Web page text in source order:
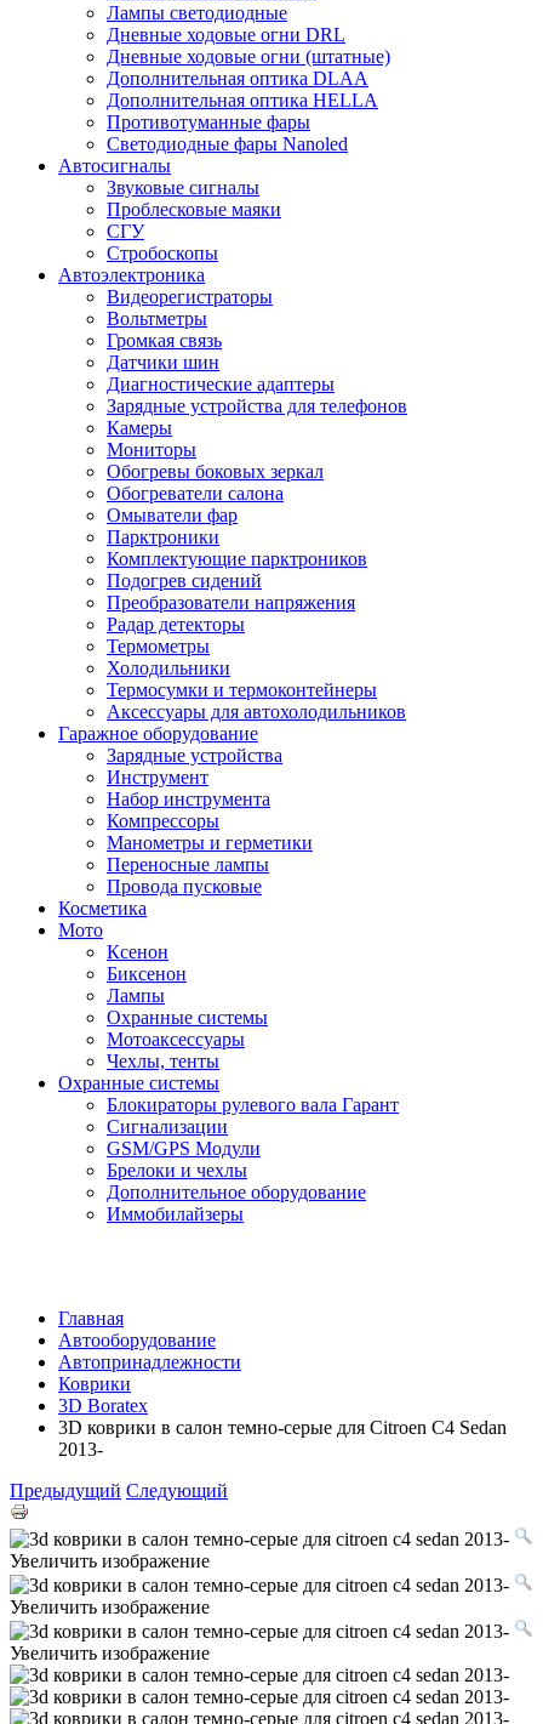
Лампы светодиодные
Дневные ходовые огни DRL
Дневные ходовые огни (штатные)
Дополнительная оптика DLAA
Дополнительная оптика HELLA
Противотуманные фары
Светодиодные фары Nanoled
Автосигналы
Звуковые сигналы
Проблесковые маяки
СГУ
Стробоскопы
Автоэлектроника
Видеорегистраторы
Вольтметры
Громкая связь
Датчики шин
Диагностические адаптеры
Зарядные устройства для телефонов
Камеры
Мониторы
Обогревы боковых зеркал
Обогреватели салона
Омыватели фар
Парктроники
Комплектующие парктроников
Подогрев сидений
Преобразователи напряжения
Радар детекторы
Термометры
Холодильники
Термосумки и термоконтейнеры
Аксессуары для автохолодильников
Гаражное оборудование
Зарядные устройства
Инструмент
Набор инструмента
Компрессоры
Манометры и герметики
Переносные лампы
Провода пусковые
Косметика
Мото
Ксенон
Биксенон
Лампы
Охранные системы
Мотоаксессуары
Чехлы, тенты
Охранные системы
Блокираторы рулевого вала Гарант
Сигнализации
GSM/GPS Модули
Брелоки и чехлы
Дополнительное оборудование
Иммобилайзеры
Главная
Автооборудование
Автопринадлежности
Коврики
3D Boratex
3D коврики в салон темно-серые для Citroen C4 Sedan
2013-
Предыдущий Следующий
Увеличить изображение
Увеличить изображение
Увеличить изображение